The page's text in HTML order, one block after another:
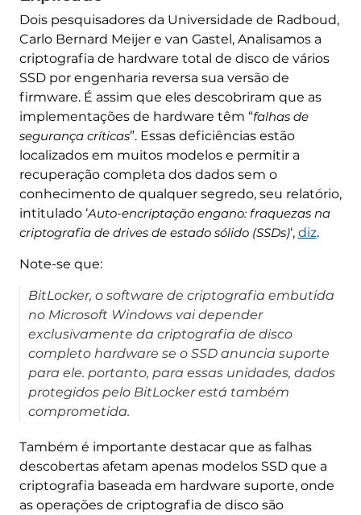
Dois pesquisadores da Universidade de Radboud,
Carlo Bernard Meijer e van Gastel, Analisamos a
criptografia de hardware total de disco de vários
SSD por engenharia reversa sua versão de
firmware. É assim que eles descobriram que as
implementações de hardware têm “falhas de
segurança críticas”. Essas deficiências estão
localizados em muitos modelos e permitir a
recuperação completa dos dados sem o
conhecimento de qualquer segredo, seu relatório,
intitulado ‘Auto-encriptação engano: fraquezas na
criptografia de drives de estado sólido (SSDs)‘, diz.
Note-se que:
BitLocker, o software de criptografia embutida
no Microsoft Windows vai depender
exclusivamente da criptografia de disco
completo hardware se o SSD anuncia suporte
para ele. portanto, para essas unidades, dados
protegidos pelo BitLocker está também
comprometida.
Também é importante destacar que as falhas
descobertas afetam apenas modelos SSD que a
criptografia baseada em hardware suporte, onde
as operações de criptografia de disco são